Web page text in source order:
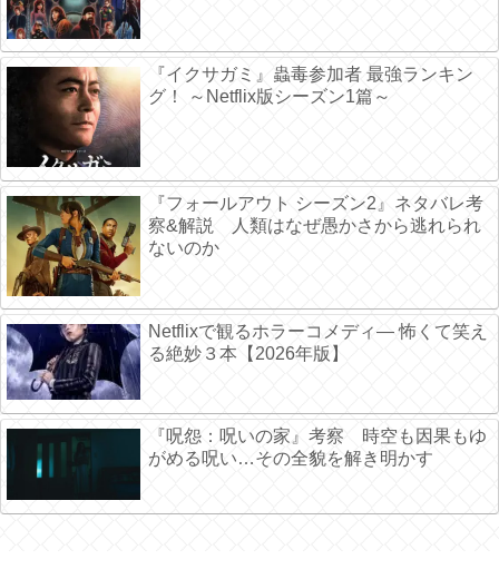
『イクサガミ』蟲毒参加者 最強ランキン
グ！ ～Netflix版シーズン1篇～
『フォールアウト シーズン2』ネタバレ考
察&解説 人類はなぜ愚かさから逃れられ
ないのか
Netflixで観るホラーコメディ― 怖くて笑え
る絶妙３本【2026年版】
『呪怨：呪いの家』考察 時空も因果もゆ
がめる呪い…その全貌を解き明かす